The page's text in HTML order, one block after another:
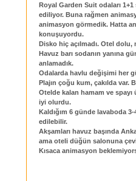
Royal Garden Suit odaları
ediliyor. Buna rağmen
animasyon görmedik. Hatta
konuşuyordu.
Disko hiç açılmadı. Otel dolu,
Havuz barı sodanın yanına
anlamadık.
Odalarda havlu değişimi her
Plajın çoğu kum, çakılda var.
Otelde kalan hamam ve spayı
iyi olurdu.
Kaldığım 6 günde lavaboda
edilebilir.
Akşamları havuz başında
ama oteli düğün salonuna
Kısaca animasyon